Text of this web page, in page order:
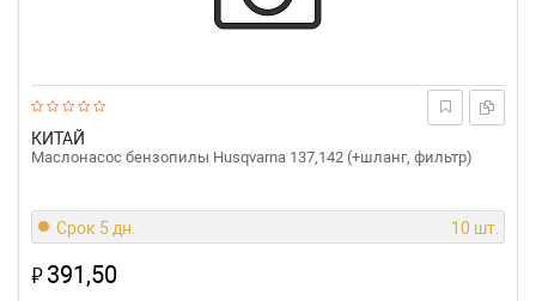
КИТАЙ
Маслонасос бензопилы Husqvarna 137,142 (+шланг, фильтр)
Срок 5 дн. 10 шт.
₽391,50